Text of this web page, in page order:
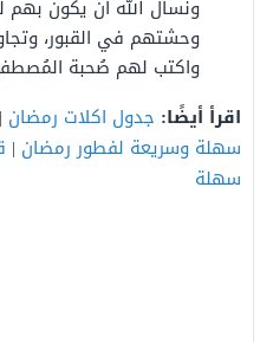
ونسأل الله أن يكون بهم
وحشتهم في القبور،
واكتب لهم صُحبة
اقرأ أيضًا: جدول اكلات رمضان |
سهلة وسريعة لفطور رمضان |
سهلة